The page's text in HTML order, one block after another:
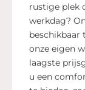
rustige plek
werkdag?
beschikbaar
onze eigen
laagste
u een